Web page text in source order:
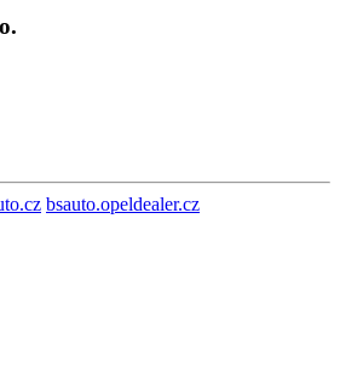
bsauto.opeldealer.cz